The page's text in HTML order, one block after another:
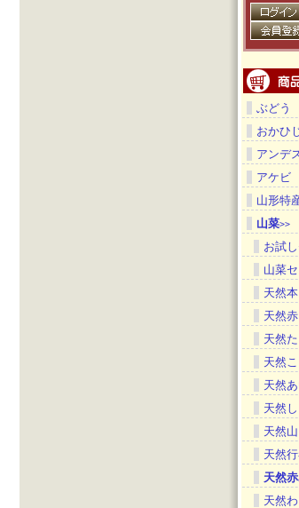
ぶどう
おかひ
アンデ
アケビ
山形特
山菜>>
お試
山菜
天然
天然
天然
天然
天然
天然
天然
天然
天然
天然